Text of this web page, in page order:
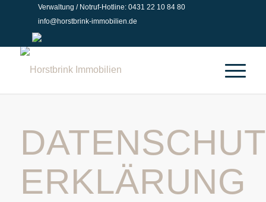
Verwaltung / Notruf-Hotline: 0431 22 10 84 80
info@horstbrink-immobilien.de
ERKLÄRUNG